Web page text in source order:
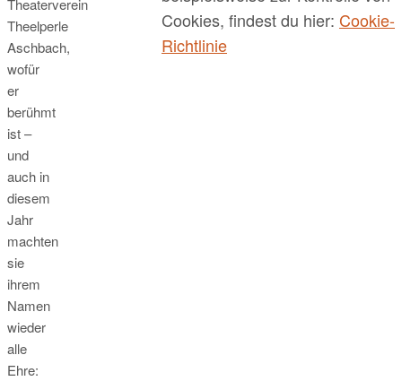
Theaterverein
Theelperle
Aschbach,
wofür
er
berühmt
ist –
und
auch in
diesem
Jahr
machten
sie
ihrem
Namen
wieder
alle
Ehre:
Cookies, findest du hier: Cookie-
Richtlinie